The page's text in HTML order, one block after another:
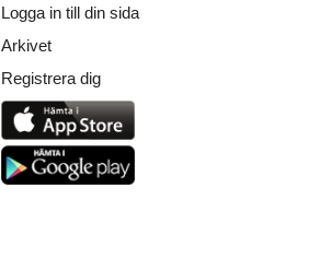
Logga in till din sida
Arkivet
Registrera dig